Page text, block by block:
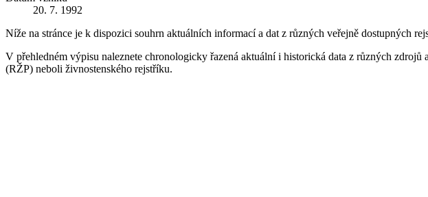
20. 7. 1992
Níže na stránce je k dispozici souhrn aktuálních informací a dat z různých veřejně dostupných
V přehledném výpisu naleznete chronologicky řazená aktuální i historická data z různých
(RŽP) neboli živnostenského rejstříku.